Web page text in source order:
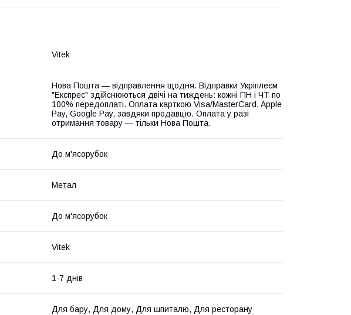
Vitek
Нова Пошта — відправлення щодня. Відправки Укріплеєм
"Експрес" здійснюються двічі на тиждень: кожні ПН і ЧТ по
100% передоплаті. Оплата карткою Visa/MasterCard, Apple
Pay, Google Pay, завдяки продавцю. Оплата у разі
отримання товару — тільки Нова Пошта.
До м'ясорубок
Метал
До м'ясорубок
Vitek
1-7 днів
Для бару, Для дому, Для шпиталю, Для ресторану